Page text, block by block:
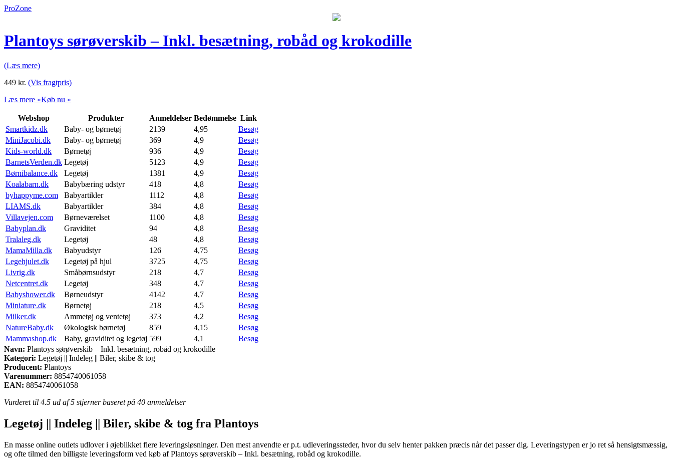
ProZone
Plantoys sørøverskib – Inkl. besætning, robåd og krokodille
(Læs mere)
449 kr. (Vis fragtpris)
Læs mere »Køb nu »
Webshop Produkter Anmeldelser Bedømmelse Link
Smartkidz.dk
Baby- og børnetøj 2139 4,95
Besøg
MiniJacobi.dk
Baby- og børnetøj 369 4,9
Besøg
Kids-world.dk
Børnetøj 936 4,9
Besøg
BarnetsVerden.dk Legetøj 5123 4,9
Besøg
Børnibalance.dk
Legetøj 1381 4,9
Besøg
Koalabarn.dk
Babybæring udstyr 418 4,8
Besøg
byhappyme.com
Babyartikler 1112 4,8
Besøg
LIAMS.dk
Babyartikler 384 4,8
Besøg
Villavejen.com
Børneværelset 1100 4,8
Besøg
Babyplan.dk
Graviditet 94 4,8
Besøg
Tralaleg.dk
Legetøj 48 4,8
Besøg
MamaMilla.dk
Babyudstyr 126 4,75
Besøg
Legehjulet.dk
Legetøj på hjul 3725 4,75
Besøg
Livrig.dk
Småbørnsudstyr 218 4,7
Besøg
Netcentret.dk
Legetøj 348 4,7
Besøg
Babyshower.dk
Børneudstyr 4142 4,7
Besøg
Miniature.dk
Børnetøj 218 4,5
Besøg
Milker.dk
Ammetøj og ventetøj 373 4,2
Besøg
NatureBaby.dk
Økologisk børnetøj 859 4,15
Besøg
Mammashop.dk
Baby, graviditet og legetøj 599 4,1
Besøg
Navn: Plantoys sørøverskib – Inkl. besætning, robåd og krokodille
Kategori: Legetøj || Indeleg || Biler, skibe & tog
Producent: Plantoys
Varenummer: 8854740061058
EAN: 8854740061058
Vurderet til 4.5 ud af 5 stjerner baseret på 40 anmeldelser
Legetøj || Indeleg || Biler, skibe & tog fra Plantoys
En masse online outlets udlover i øjeblikket flere leveringsløsninger. Den mest anvendte er p.t. udleveringssteder, hvor du selv henter pakken præcis når det passer dig. Leveringstypen er jo ret så hensigtsmæssig,
og ofte tilmed den billigste leveringsform ved køb af Plantoys sørøverskib – Inkl. besætning, robåd og krokodille.